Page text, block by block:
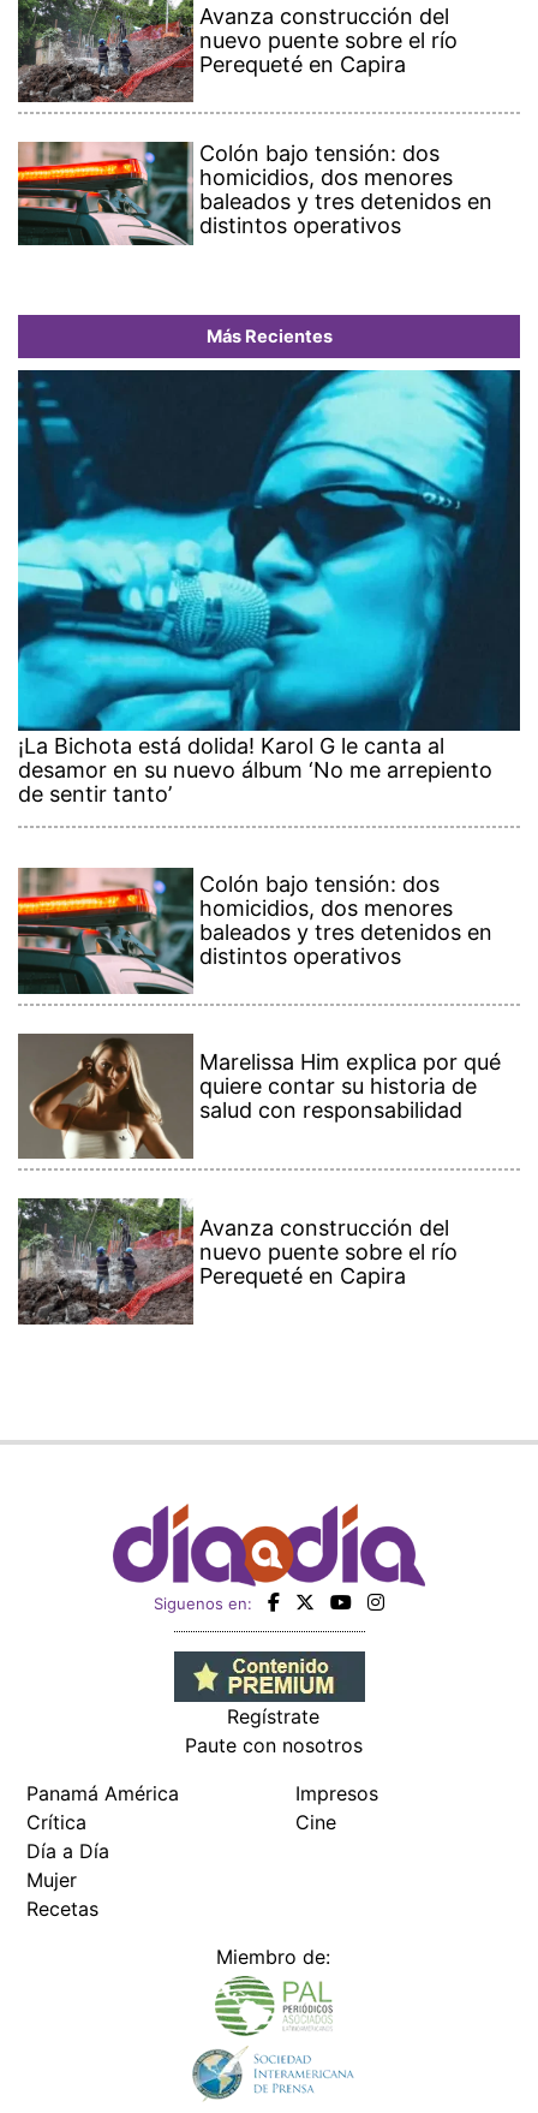
Avanza construcción del
nuevo puente sobre el río
Perequeté en Capira
Colón bajo tensión: dos
homicidios, dos menores
baleados y tres detenidos en
distintos operativos
Más Recientes
¡La Bichota está dolida! Karol G le canta al
desamor en su nuevo álbum ‘No me arrepiento
de sentir tanto’
Colón bajo tensión: dos
homicidios, dos menores
baleados y tres detenidos en
distintos operativos
Marelissa Him explica por qué
quiere contar su historia de
salud con responsabilidad
Avanza construcción del
nuevo puente sobre el río
Perequeté en Capira
Siguenos en:
Regístrate
Paute con nosotros
Panamá América
Crítica
Día a Día
Mujer
Recetas
Impresos
Cine
Miembro de: